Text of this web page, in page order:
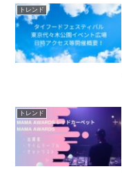
トレンド
トレンド